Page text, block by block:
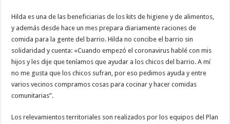
Hilda es una de las beneficiarias de los kits de higiene y de alimentos,
y además desde hace un mes prepara diariamente raciones de
comida para la gente del barrio. Hilda no concibe el barrio sin
solidaridad y cuenta: «Cuando empezó el coronavirus hablé con mis
hijos y les dije que teníamos que ayudar a los chicos del barrio. A mí
no me gusta que los chicos sufran, por eso pedimos ayuda y entre
varios vecinos compramos cosas para cocinar y hacer comidas
comunitarias”.
Los relevamientos territoriales son realizados por los equipos del Plan